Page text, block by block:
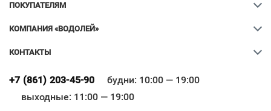
ПОКУПАТЕЛЯМ
КОМПАНИЯ «ВОДОЛЕЙ»
КОНТАКТЫ
+7 (861) 203-45-90
будни: 10:00 — 19:00
выходные: 11:00 — 19:00
Всё верно